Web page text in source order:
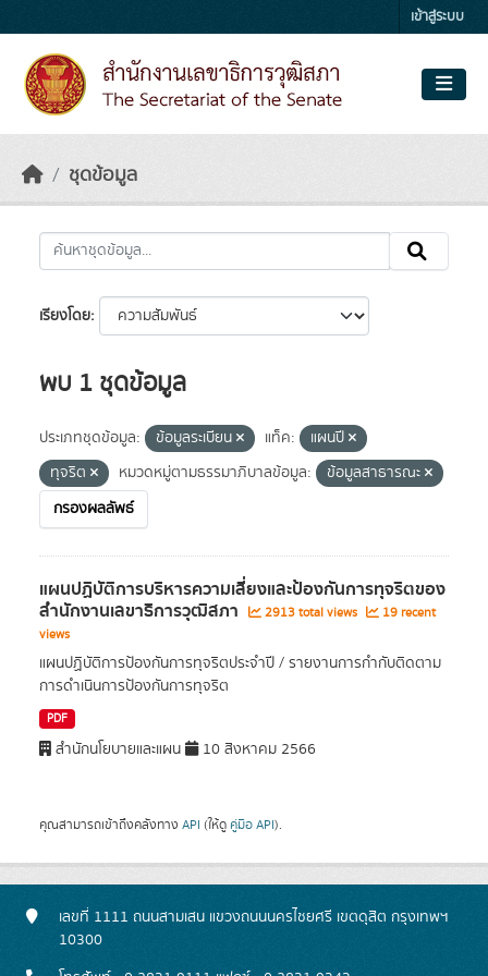
เข้าสู่ระบบ
ชุดข้อมูล
เรียงโดย
พบ 1 ชุดข้อมูล
ประเภทชุดข้อมูล: ข้อมูลระเบียน แท็ค:
แผนปี
ทุจริต
หมวดหมู่ตามธรรมาภิบาลข้อมูล:
ข้อมูลสาธารณะ
กรองผลลัพธ์
แผนปฏิบัติการบริหารความเสี่ยงและป้องกันการทุจริตของ
สํานักงานเลขาธิการวุฒิสภา 2913 total views
19 recent
views
แผนปฏิบัติการป้องกันการทุจริตประจำปี / รายงานการกำกับติดตาม
การดำเนินการป้องกันการทุจริต
PDF
สำนักนโยบายและแผน 10 สิงหาคม 2566
คุณสามารถเข้าถึงคลังทาง API (ให้ดู คู่มือ API).
เลขที่ 1111 ถนนสามเสน แขวงถนนนครไชยศรี เขตดุสิต กรุงเทพฯ
10300